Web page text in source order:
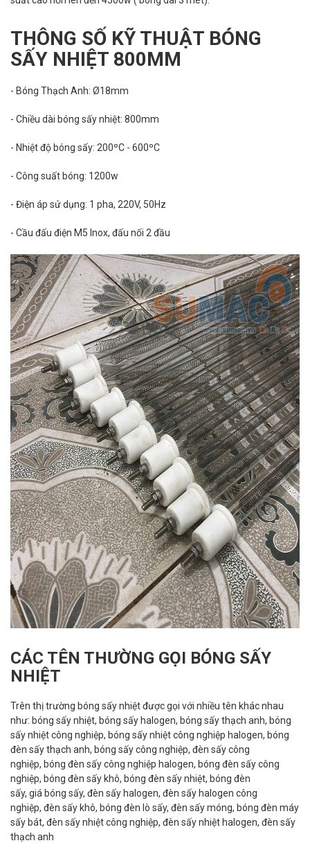
THÔNG SỐ KỸ THUẬT BÓNG
SẤY NHIỆT 800MM
- Bóng Thạch Anh: Ø18mm
- Chiều dài bóng sấy nhiệt: 800mm
- Nhiệt độ bóng sấy: 200ºC - 600ºC
- Công suất bóng: 1200w
- Điện áp sử dụng: 1 pha, 220V, 50Hz
- Cầu đấu điện M5 Inox, đấu nối 2 đầu
CÁC TÊN THƯỜNG GỌI BÓNG SẤY
NHIỆT
Trên thị trường bóng sấy nhiệt được gọi với nhiều tên khác nhau
như: bóng sấy nhiệt, bóng sấy halogen, bóng sấy thạch anh, bóng
sấy nhiệt công nghiệp, bóng sấy nhiệt công nghiệp halogen, bóng
đèn sấy thạch anh, bóng sấy công nghiệp, đèn sấy công
nghiệp, bóng đèn sấy công nghiệp halogen, bóng đèn sấy công
nghiệp, bóng đèn sấy khô, bóng đèn sấy nhiệt, bóng đèn
sấy, giá bóng sấy, đèn sấy halogen, đèn sấy halogen công
nghiệp, đèn sấy khô, bóng đèn lò sấy, đèn sấy móng, bóng đèn máy
sấy bát, đèn sấy nhiệt công nghiệp, đèn sấy nhiệt halogen, đèn sấy
thạch anh